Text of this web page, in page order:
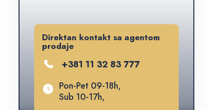
Direktan kontakt sa agentom
prodaje
+381 11 32 83 777
Pon-Pet 09-18h,
Sub 10-17h,